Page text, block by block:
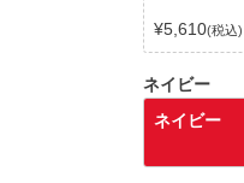
¥5,610 税込
ネイビー
ネイビー